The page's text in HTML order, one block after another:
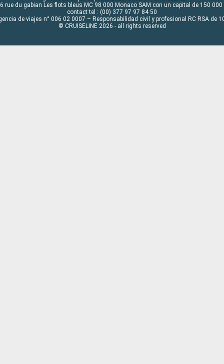
rue du gabian Les flots bleus MC 98 000 Monaco SAM con un capital de 150 000
contact tel : (00) 377 97 97 84 50
de viajes n° 006 02 0007 – Responsabilidad civil y profesional RC RSA de
© CRUISELINE 2026 - all rights reserved